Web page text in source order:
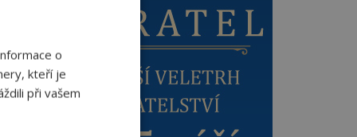
o
kteří je
při vašem